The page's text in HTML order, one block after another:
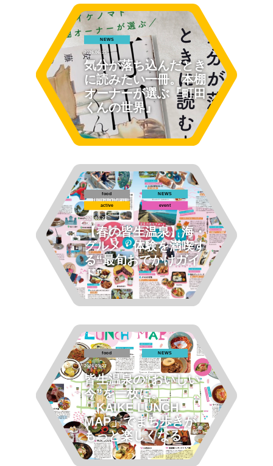
NEWS
2026.06.15
気分が落ち込んだとき
に読みたい一冊。本棚
オーナーが選ぶ『町田
くんの世界』
food NEWS
active event
2026.03.27
【春の皆生温泉】海・
グルメ・体験を満喫す
る“最旬おでかけガイ
ド”
food NEWS
2026.03.27
皆生温泉の“おいしい
今”を一枚に。
「KAIKE LUNCH
MAP」でまち歩きが
もっと楽しくなる